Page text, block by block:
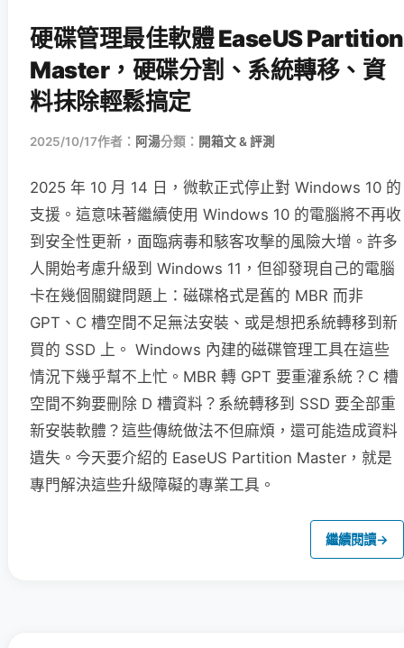
硬碟管理最佳軟體 EaseUS Partition
Master，硬碟分割、系統轉移、資
料抹除輕鬆搞定
2025/10/17作者： 阿湯分類： 開箱文 & 評測
2025 年 10 月 14 日，微軟正式停止對 Windows 10 的
支援。這意味著繼續使用 Windows 10 的電腦將不再收
到安全性更新，面臨病毒和駭客攻擊的風險大增。許多
人開始考慮升級到 Windows 11，但卻發現自己的電腦
卡在幾個關鍵問題上：磁碟格式是舊的 MBR 而非
GPT、C 槽空間不足無法安裝、或是想把系統轉移到新
買的 SSD 上。 Windows 內建的磁碟管理工具在這些
情況下幾乎幫不上忙。MBR 轉 GPT 要重灌系統？C 槽
空間不夠要刪除 D 槽資料？系統轉移到 SSD 要全部重
新安裝軟體？這些傳統做法不但麻煩，還可能造成資料
遺失。今天要介紹的 EaseUS Partition Master，就是
專門解決這些升級障礙的專業工具。
繼續閱讀→